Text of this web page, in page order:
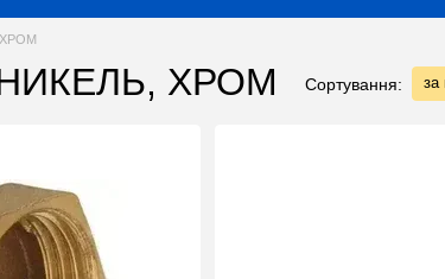
ХРОМ
НИКЕЛЬ, ХРОМ Сортування: за